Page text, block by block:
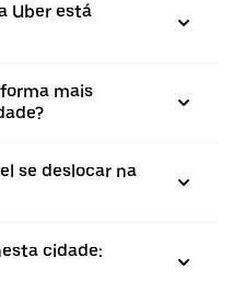
Uber está
mais
se deslocar na
cidade: